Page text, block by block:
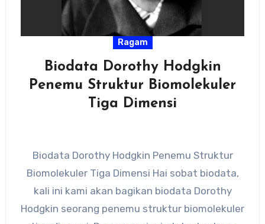
Ragam
Biodata Dorothy Hodgkin
Penemu Struktur Biomolekuler
Tiga Dimensi
Biodata Dorothy Hodgkin Penemu Struktur
Biomolekuler Tiga Dimensi Hai sobat biodata,
kali ini kami akan bagikan biodata Dorothy
Hodgkin seorang penemu struktur biomolekuler